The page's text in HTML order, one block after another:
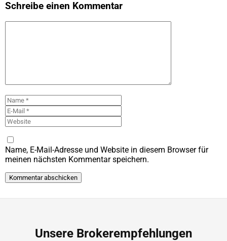
Schreibe einen Kommentar
Name
Mail
Name, E-Mail-Adresse und Website in diesem Browser für
meinen nächsten Kommentar speichern.
Unsere Brokerempfehlungen